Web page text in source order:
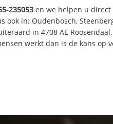
235053 en we helpen u direct
ook in: Oudenbosch,
in 4708 AE
werkt dan is de kans op